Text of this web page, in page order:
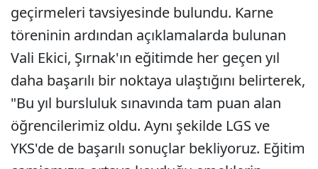
geçirmeleri tavsiyesinde bulundu. Karne
töreninin ardından açıklamalarda bulunan
Vali Ekici, Şırnak'ın eğitimde her geçen yıl
daha başarılı bir noktaya ulaştığını belirterek,
"Bu yıl bursluluk sınavında tam puan alan
öğrencilerimiz oldu. Aynı şekilde LGS ve
YKS'de de başarılı sonuçlar bekliyoruz. Eğitim